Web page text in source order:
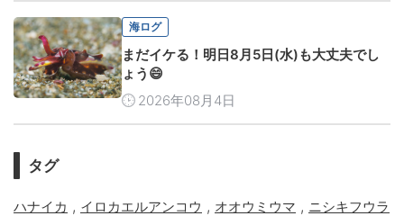
海ログ
まだイケる！明日8月5日(水)も大丈夫でし
ょう😄
2026年08月4日
タグ
ハナイカ , イロカエルアンコウ , オオウミウマ , ニシキフウラ